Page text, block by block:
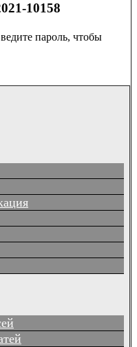
10158
пароль, чтобы